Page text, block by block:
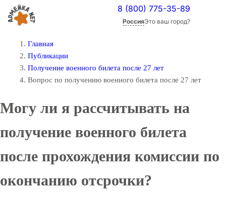
8 (800) 775-35-89
РоссияЭто ваш город?
Главная
Публикации
Получение военного билета после 27 лет
Вопрос по получению военного билета после 27 лет
Могу ли я рассчитывать на
получение военного билета
после прохождения комиссии по
окончанию отсрочки?